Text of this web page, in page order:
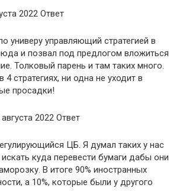
2022 Ответ
универу управляющий стратегией в
и позвал под предлогом вложиться
Толковый парень и там таких много.
4 стратегиях, ни одна не уходит в
просадки!
2022 Ответ
ЦБ. Я думал таких у нас
искать куда перевести бумаги дабы они
В итоге 90% иностранных
а 10%, которые были у другого